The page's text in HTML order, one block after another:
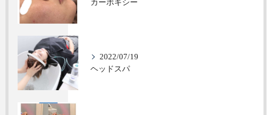
カーボキシー
2022/07/19
ヘッドスパ